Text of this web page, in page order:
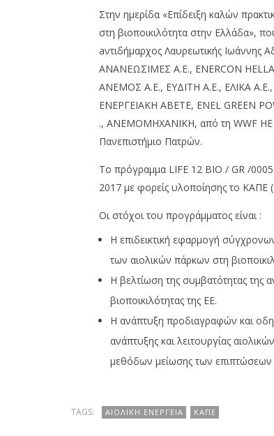
02/08/2016
pressroom
Στην ημερίδα «Επίδειξη καλών
στη βιοποικιλότητα στην Ελλάδα»,
aντιδήμαρχος Λαυρεωτικής Ιωάννης
ΑΝΑΝΕΩΣΙΜΕΣ Α.Ε., ENERCON
ΑΝΕΜΟΣ Α.Ε., ΕΥΔΙΤΗ Α.Ε., ΕΛΙΚΑ Α.Ε.,
ΕΝΕΡΓΕΙΑΚΗ ΑΒΕΤΕ, ENEL GREEN
., ΑΝΕΜΟΜΗΧΑΝΙΚΗ, από τη WWF ΗΕ
Πανεπιστήμιο Πατρών.
Το πρόγραμμα LIFE 12 BIO / GR /
2017 με φορείς υλοποίησης το ΚΑΠΕ
Οι στόχοι του προγράμματος είναι :
Η επιδεικτική εφαρμογή
των αιολικών πάρκων στη
Η βελτίωση της συμβατότητας της
βιοποικιλότητας της ΕΕ.
Η ανάπτυξη προδιαγραφών και
ανάπτυξης και λειτουργίας
μεθόδων μείωσης των επιπτώσεων
TAGS: ΑΙΟΛΙΚΉ ΕΝΈΡΓΕΙΑ ΚΑΠΕ